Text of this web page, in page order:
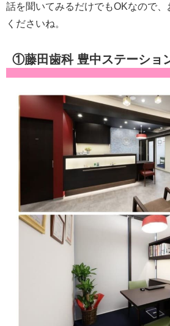
話を聞いてみるだけでもOKなので
くださいね。
①藤田歯科 豊中ステーショ